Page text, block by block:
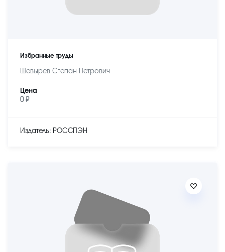
Избранные труды
Шевырев Степан Петрович
Цена
0 ₽
Издатель: РОССПЭН